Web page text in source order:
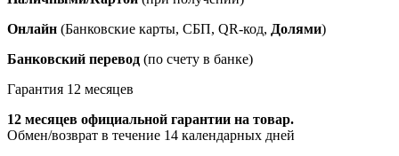
Онлайн (Банковские карты, СБП, QR-код, Долями)
Банковский перевод (по счету в банке)
Гарантия 12 месяцев
12 месяцев официальной гарантии на товар.
Обмен/возврат в течение 14 календарных дней